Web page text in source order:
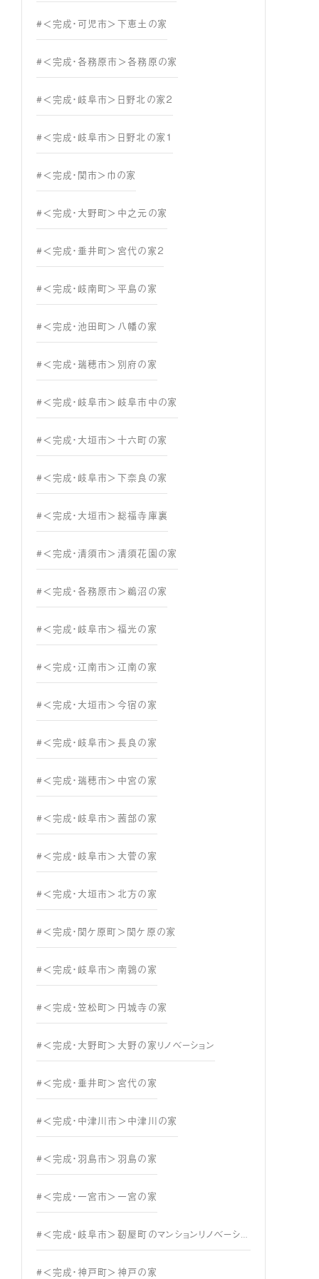
#＜完成・可児市＞下恵土の家
#＜完成・各務原市＞各務原の家
#＜完成・岐阜市＞日野北の家２
#＜完成・岐阜市＞日野北の家１
#＜完成・関市＞巾の家
#＜完成・大野町＞中之元の家
#＜完成・垂井町＞宮代の家２
#＜完成・岐南町＞平島の家
#＜完成・池田町＞八幡の家
#＜完成・瑞穂市＞別府の家
#＜完成・岐阜市＞岐阜市中の家
#＜完成・大垣市＞十六町の家
#＜完成・岐阜市＞下奈良の家
#＜完成・大垣市＞総福寺庫裏
#＜完成・清須市＞清須花園の家
#＜完成・各務原市＞鵜沼の家
#＜完成・岐阜市＞福光の家
#＜完成・江南市＞江南の家
#＜完成・大垣市＞今宿の家
#＜完成・岐阜市＞長良の家
#＜完成・瑞穂市＞中宮の家
#＜完成・岐阜市＞茜部の家
#＜完成・岐阜市＞大菅の家
#＜完成・大垣市＞北方の家
#＜完成・関ケ原町＞関ケ原の家
#＜完成・岐阜市＞南鶉の家
#＜完成・笠松町＞円城寺の家
#＜完成・大野町＞大野の家リノベーション
#＜完成・垂井町＞宮代の家
#＜完成・中津川市＞中津川の家
#＜完成・羽島市＞羽島の家
#＜完成・一宮市＞一宮の家
#＜完成・岐阜市＞靭屋町のマンションリノベーション
#＜完成・神戸町＞神戸の家